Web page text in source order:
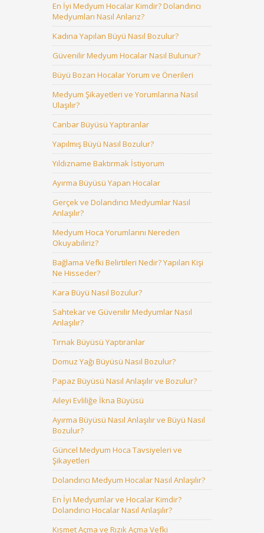
En İyi Medyum Hocalar Kimdir? Dolandırıcı
Medyumları Nasıl Anlarız?
Kadına Yapılan Büyü Nasıl Bozulur?
Güvenilir Medyum Hocalar Nasıl Bulunur?
Büyü Bozan Hocalar Yorum ve Önerileri
Medyum Şikayetleri ve Yorumlarına Nasıl
Ulaşılır?
Canbar Büyüsü Yaptıranlar
Yapılmış Büyü Nasıl Bozulur?
Yıldızname Baktırmak İstiyorum
Ayırma Büyüsü Yapan Hocalar
Gerçek ve Dolandırıcı Medyumlar Nasıl
Anlaşılır?
Medyum Hoca Yorumlarını Nereden
Okuyabiliriz?
Bağlama Vefki Belirtileri Nedir? Yapılan Kişi
Ne Hisseder?
Kara Büyü Nasıl Bozulur?
Sahtekar ve Güvenilir Medyumlar Nasıl
Anlaşılır?
Tırnak Büyüsü Yaptıranlar
Domuz Yağı Büyüsü Nasıl Bozulur?
Papaz Büyüsü Nasıl Anlaşılır ve Bozulur?
Aileyi Evliliğe İkna Büyüsü
Ayırma Büyüsü Nasıl Anlaşılır ve Büyü Nasıl
Bozulur?
Güncel Medyum Hoca Tavsiyeleri ve
Şikayetleri
Dolandırıcı Medyum Hocalar Nasıl Anlaşılır?
En İyi Medyumlar ve Hocalar Kimdir?
Dolandırıcı Hocalar Nasıl Anlaşılır?
Kısmet Açma ve Rızık Açma Vefki